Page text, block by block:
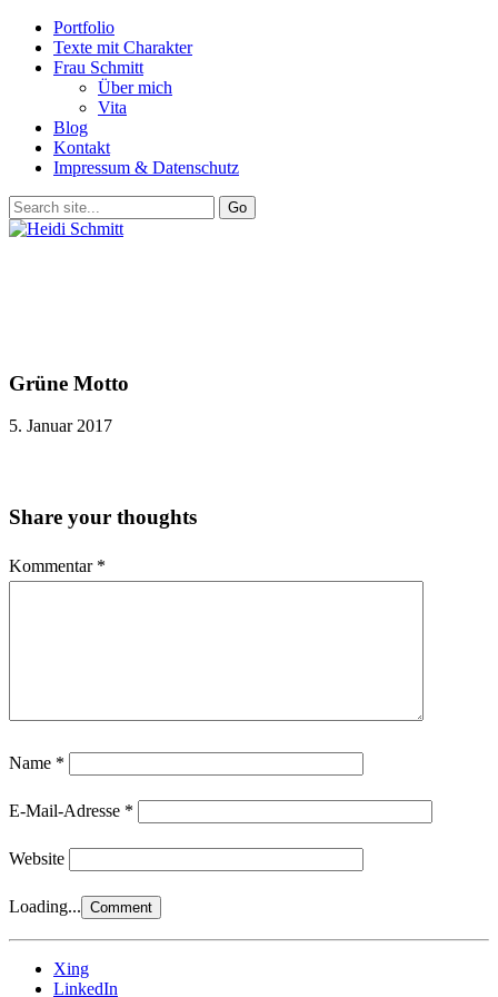
Portfolio
Texte mit Charakter
Frau Schmitt
Über mich
Vita
Blog
Kontakt
Impressum & Datenschutz
Grüne Motto
5. Januar 2017
Share your thoughts
Kommentar *
Name *
E-Mail-Adresse *
Website
Loading...
Xing
LinkedIn